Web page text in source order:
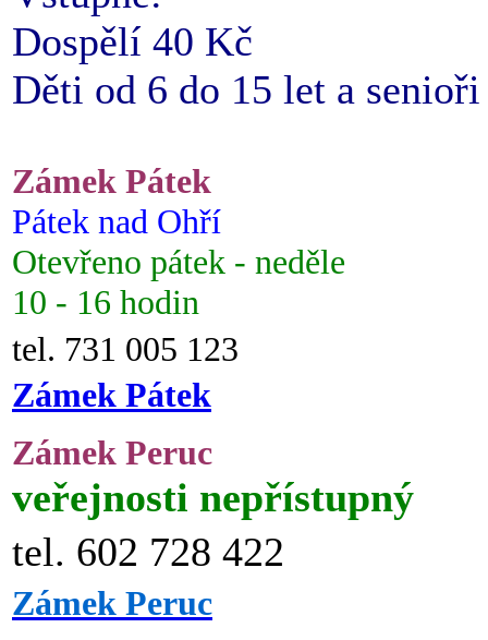
Dospělí 40 Kč
Děti od 6 do 15 let a
Zámek Pátek
Pátek nad Ohří
Otevřeno pátek - neděle
10 - 16 hodin
tel. 731 005 123
Zámek Pátek
Zámek Peruc
veřejnosti nepřístupný
tel. 602 728 422
Zámek Peruc